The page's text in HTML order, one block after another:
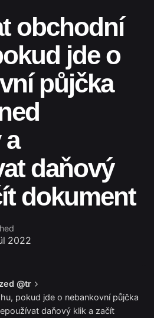
obchodní
jde o
půjčka
daňový
dokument
2022
@tr
pokud jde o nebankovní půjčka
daňový klik a začít